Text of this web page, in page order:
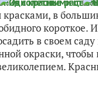
в
короткое.
в своем
окраски, чтобы